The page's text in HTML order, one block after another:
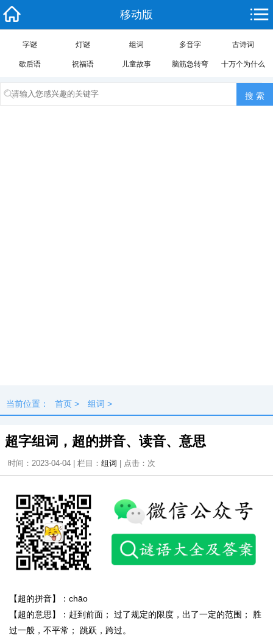
移动版
字谜 灯谜 组词 多音字 古诗词
歇后语 祝福语 儿童故事 脑筋急转弯 十万个为什么
当前位置： 首页 > 组词 >
超字组词，超的拼音、读音、意思
时间：2023-04-04 | 栏目： 组词 | 点击： 次
【超的拼音】：chāo
【超的意思】：赶到前面； 过了规定的限度，出了一定的范围； 胜
过一般，不平常； 跳跃，跨过。